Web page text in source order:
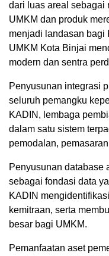
dari luas areal sebagai
UMKM dan produk
menjadi landasan bagi
UMKM Kota Binjai
modern dan sentra
Penyusunan integrasi
seluruh pemangku
KADIN, lembaga
dalam satu sistem
pemodalan,
Penyusunan database
sebagai fondasi data
KADIN
kemitraan, serta
besar bagi UMKM.
Pemanfaatan aset